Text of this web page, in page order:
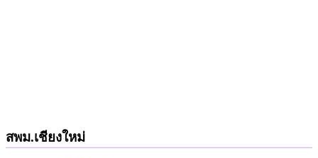
สพม.เชียงใหม่